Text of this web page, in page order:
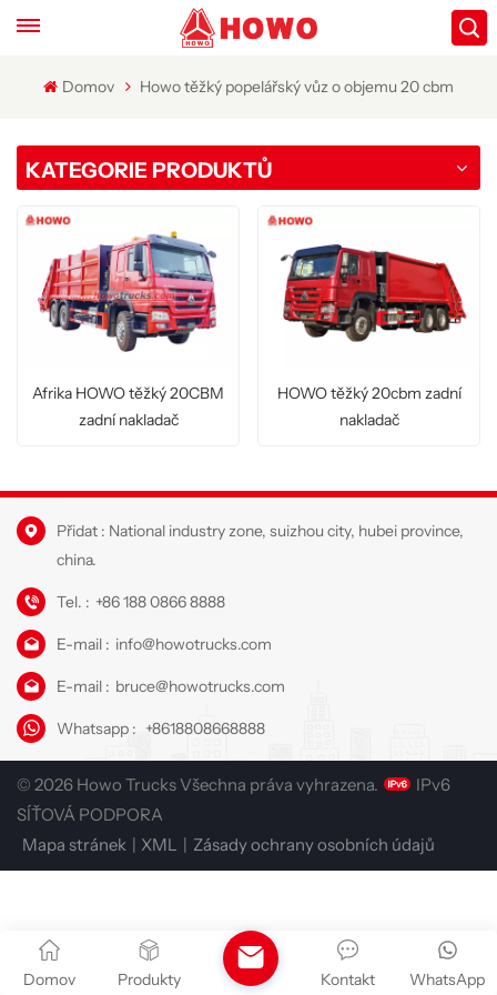
Domov Howo těžký popelářský vůz o objemu 20 cbm
KATEGORIE PRODUKTŮ
Afrika HOWO těžký 20CBM
zadní nakladač
HOWO těžký 20cbm zadní
nakladač
Přidat : National industry zone, suizhou city, hubei province,
china.
Tel. : +86 188 0866 8888
E-mail : info@howotrucks.com
E-mail : bruce@howotrucks.com
Whatsapp : +8618808668888
© 2026 Howo Trucks Všechna práva vyhrazena.
IPv6
SÍŤOVÁ PODPORA
Mapa stránek | XML | Zásady ochrany osobních údajů
Domov Produkty WhatsApp
Kontakt